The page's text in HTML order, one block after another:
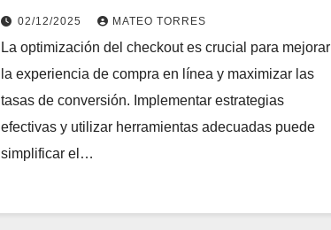
Aumento de Conversión
02/12/2025 MATEO TORRES
La optimización del checkout es crucial para mejorar
la experiencia de compra en línea y maximizar las
tasas de conversión. Implementar estrategias
efectivas y utilizar herramientas adecuadas puede
simplificar el…